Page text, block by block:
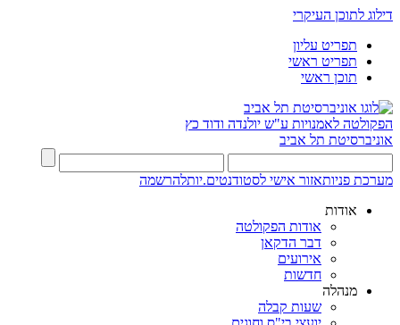
דילוג לתוכן העיקרי
תפריט עליון
תפריט ראשי
תוכן ראשי
הפקולטה לאמנויות ע"ש יולנדה ודוד כץ
אוניברסיטת תל אביב
מערכת פניותאזור אישי לסטודנטים.יותלהרשמה
אודות
אודות הפקולטה
דבר הדקאן
אירועים
חדשות
מנהלה
שעות קבלה